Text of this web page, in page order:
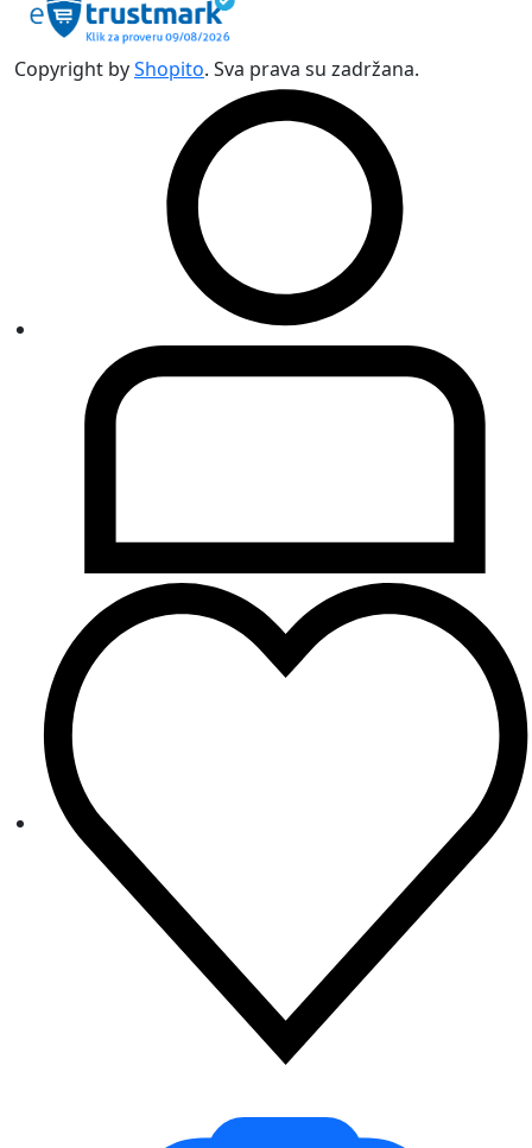
Copyright byShopito. Sva prava su zadržana.